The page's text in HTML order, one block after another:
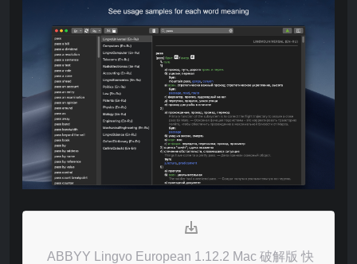
ABBYY Lingvo European 1.12.2 Mac 破解版 快